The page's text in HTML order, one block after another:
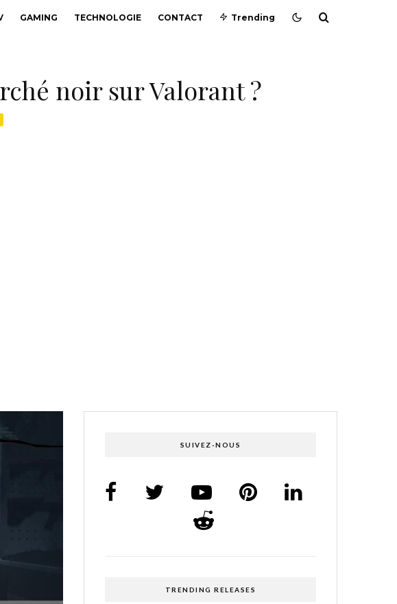
GAMING TECHNOLOGIE CONTACT Trending
noir sur Valorant ?
SUIVEZ-NOUS
TRENDING RELEASES